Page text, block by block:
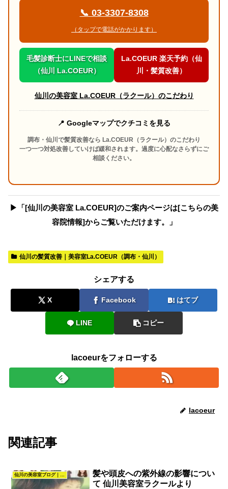
📞 03-3307-8308
（タップで電話がかかります）
毛髪診断士にLINEで相談
（仙川 La.COEUR）
La.COEUR 楽天予約（仙
川・髪質改善）
仙川の美容室 La.COEUR（ラクール）のこだわり
📍 Googleマップでクチコミを見る
調布・仙川で髪質改善なら La.COEUR（ラクール）のこだわり
一つ一つ対処改善していけば緩和されます。過度に心配なさらずにご
相談ください。
▶︎「[仙川の美容室 La.COEUR]のご案内ページは[こちらの美
容院情報]からご覧いただけます。」
仙川の髪質改善｜美容室La.COEUR（調布・仙川）
シェアする
X Facebook はてブ
LINE コピー
lacoeurをフォローする
lacoeur
関連記事
仙川の美容室ブログ｜髪質改善・カラー・パーマ・ヘアスタイル｜La.COEUR
髪や頭皮への紫外線の影響につい
て 仙川美容室ラクールより